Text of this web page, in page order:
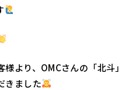
より、OMCさんの「北斗」
きました